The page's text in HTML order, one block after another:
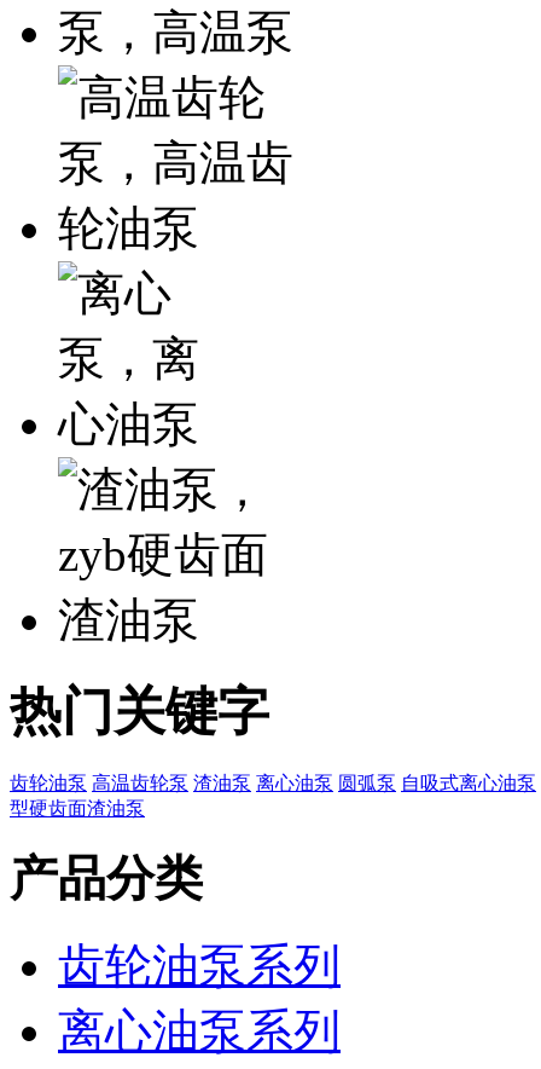
热门关键字
齿轮油泵 高温齿轮泵 渣油泵 离心油泵 圆弧泵 自吸式离心油泵
型硬齿面渣油泵
产品分类
齿轮油泵系列
离心油泵系列